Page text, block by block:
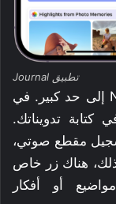
تطبيق Journal
بعذ ذلك ستجد صفحة تشبه تطبيق Notes إلى حد كبير. في
تدويناتك.
مقطع صوتي،
ذلك، هناك زر خاص
أو أفكار